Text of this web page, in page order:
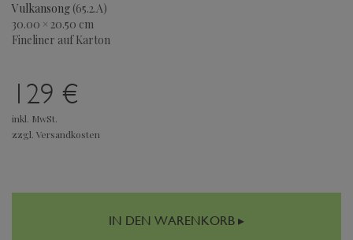
Vulkansong (65.2.A)
30.00 × 20.50 cm
Fineliner auf Karton
129 €
inkl. MwSt.
zzgl. Versandkosten
IN DEN WARENKORB ▸